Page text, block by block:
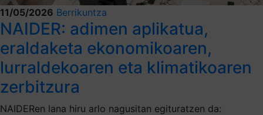
11/05/2026 Berrikuntza
NAIDER: adimen aplikatua,
eraldaketa ekonomikoaren,
lurraldekoaren eta klimatikoaren
zerbitzura
NAIDERen lana hiru arlo nagusitan egituratzen da: